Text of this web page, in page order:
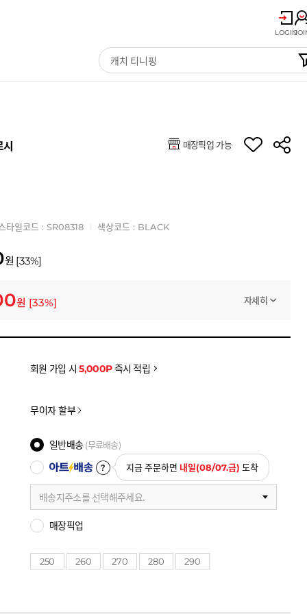
LOGIN
매장픽업 가능
타일코드 : SR08318 색상코드 : BLACK
원 [33%]
원 [33%] 자세히
회원 가입 시5,000P즉시 적립
무이자 할부
일반배송 (무료배송)
지금 주문하면 내일(08/07.금) 도착
배송지주소를 선택해주세요.
매장픽업
250 260 270 280 290